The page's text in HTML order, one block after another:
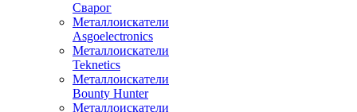
Сварог
Металлоискатели
Asgoelectronics
Металлоискатели
Teknetics
Металлоискатели
Bounty Hunter
Металлоискатели